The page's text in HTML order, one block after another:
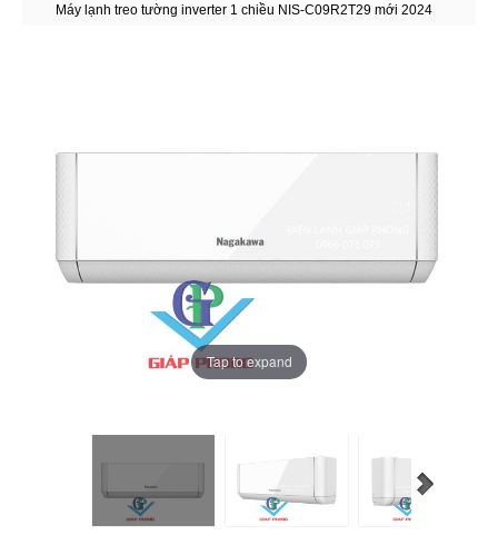
Máy lạnh treo tường inverter 1 chiều NIS-C09R2T29 mới 2024
Tap to expand